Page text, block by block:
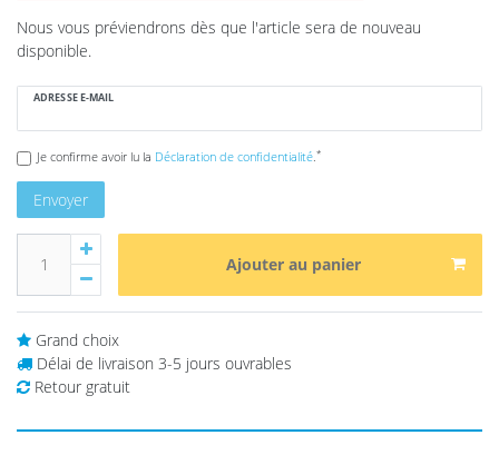
Nous vous préviendrons dès que l'article sera de nouveau
disponible.
ADRESSE E-MAIL
Je confirme avoir lu la Déclaration de confidentialité. *
Envoyer
Ajouter au panier
Grand choix
Délai de livraison 3-5 jours ouvrables
Retour gratuit